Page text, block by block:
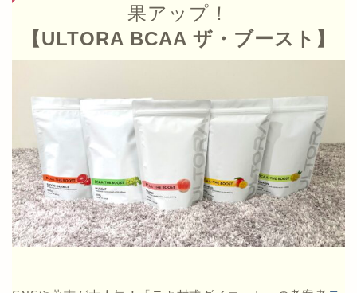
果アップ！
【ULTORA BCAA ザ・ブースト】